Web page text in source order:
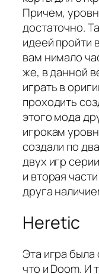
Причем,
достаточно.
идеей пройти
вам нимало
же, в данной
играть в
проходить
этого мода
игрокам
создали по
двух игр
и вторая
друга
Heretic
Эта игра
что и Doom. И